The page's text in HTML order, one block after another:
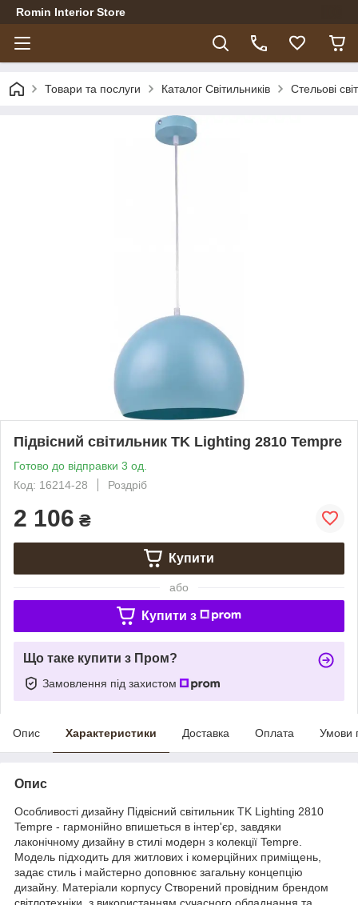
Romin Interior Store
Товари та послуги Каталог Світильників Стельові
Підвісний світильник TK Lighting 2810 Tempre
Готово до відправки 3 од.
Код: 16214-28
Роздріб
2 106 ₴
Купити
або
Купити з
Що таке купити з Пром?
Замовлення під захистом
Опис Характеристики Доставка Оплата Умови
Опис
Особливості дизайну Підвісний світильник TK Lighting 2810
Tempre - гармонійно впишеться в інтер'єр, завдяки
лаконічному дизайну в стилі модерн з колекції Tempre.
Модель підходить для житлових і комерційних приміщень,
задає стиль і майстерно доповнює загальну концепцію
дизайну. Матеріали корпусу Створений провідним брендом
світлотехніки, з використанням сучасного обладнання та